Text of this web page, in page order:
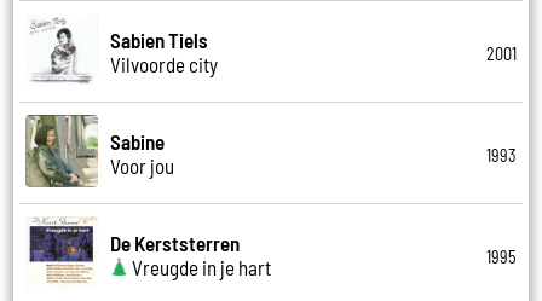
Sabien Tiels
Vilvoorde city
2001
Sabine
Voor jou
1993
De Kerststerren
Vreugde in je hart
1995